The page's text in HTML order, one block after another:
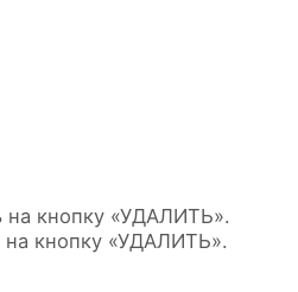
кнопку «УДАЛИТЬ».
кнопку «УДАЛИТЬ».